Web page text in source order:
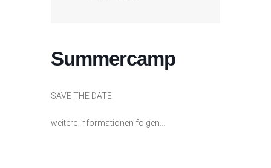
Summercamp
SAVE THE DATE
weitere Informationen folgen…